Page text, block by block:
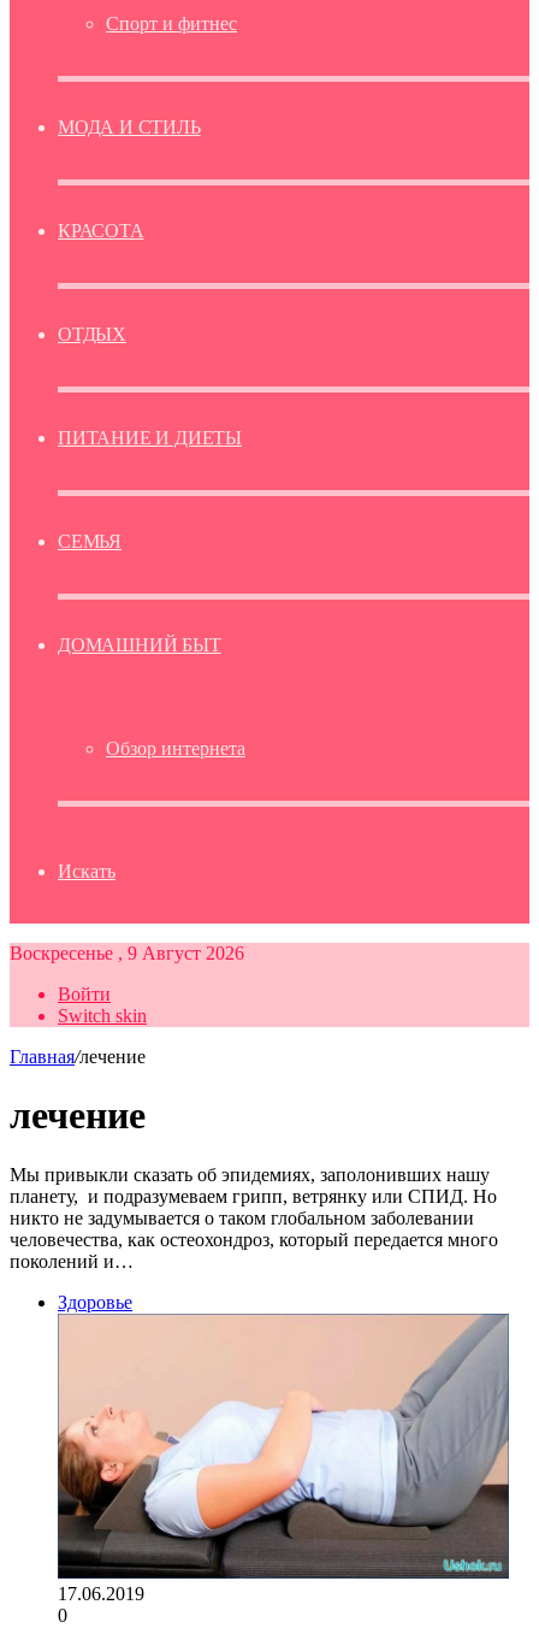
Спорт и фитнес
МОДА И СТИЛЬ
КРАСОТА
ОТДЫХ
ПИТАНИЕ И ДИЕТЫ
СЕМЬЯ
ДОМАШНИЙ БЫТ
Обзор интернета
Искать
Воскресенье , 9 Август 2026
Войти
Switch skin
Главная/лечение
лечение
Мы привыкли сказать об эпидемиях, заполонивших нашу
планету, и подразумеваем грипп, ветрянку или СПИД. Но
никто не задумывается о таком глобальном заболевании
человечества, как остеохондроз, который передается много
поколений и…
Здоровье
17.06.2019
0